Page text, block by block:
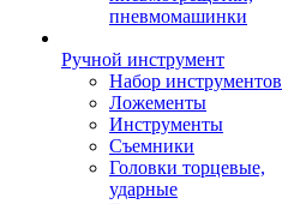
пневмомашинки
Ручной инструмент
Набор инструментов
Ложементы
Инструменты
Съемники
Головки торцевые,
ударные